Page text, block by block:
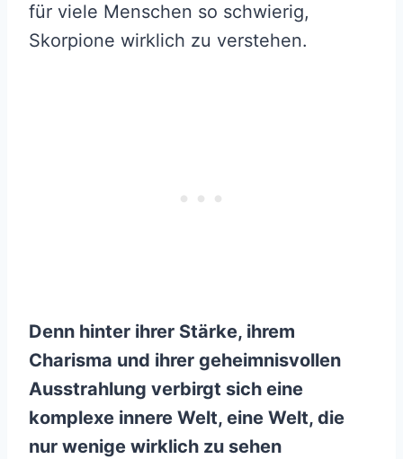
für viele Menschen so schwierig,
Skorpione wirklich zu verstehen.
Denn hinter ihrer Stärke, ihrem
Charisma und ihrer geheimnisvollen
Ausstrahlung verbirgt sich eine
komplexe innere Welt, eine Welt, die
nur wenige wirklich zu sehen